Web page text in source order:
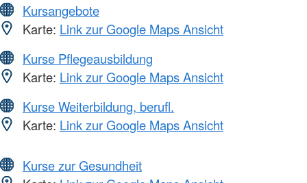
Kursangebote
Karte: Link zur Google Maps Ansicht
Kurse Pflegeausbildung
Karte: Link zur Google Maps Ansicht
Kurse Weiterbildung, berufl.
Karte: Link zur Google Maps Ansicht
Kurse zur Gesundheit